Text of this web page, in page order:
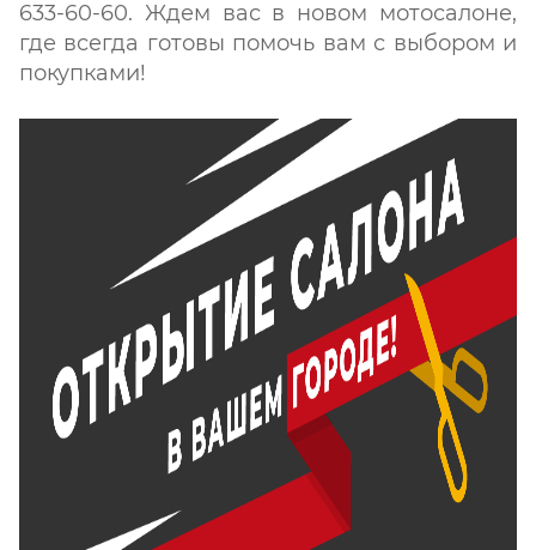
633-60-60. Ждем вас в новом мотосалоне,
где всегда готовы помочь вам с выбором и
покупками!